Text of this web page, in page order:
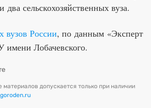
два сельскохозяйственных вуза.
вузов России, по данным «Эксперт
Лобачевского.
допускается только при наличии